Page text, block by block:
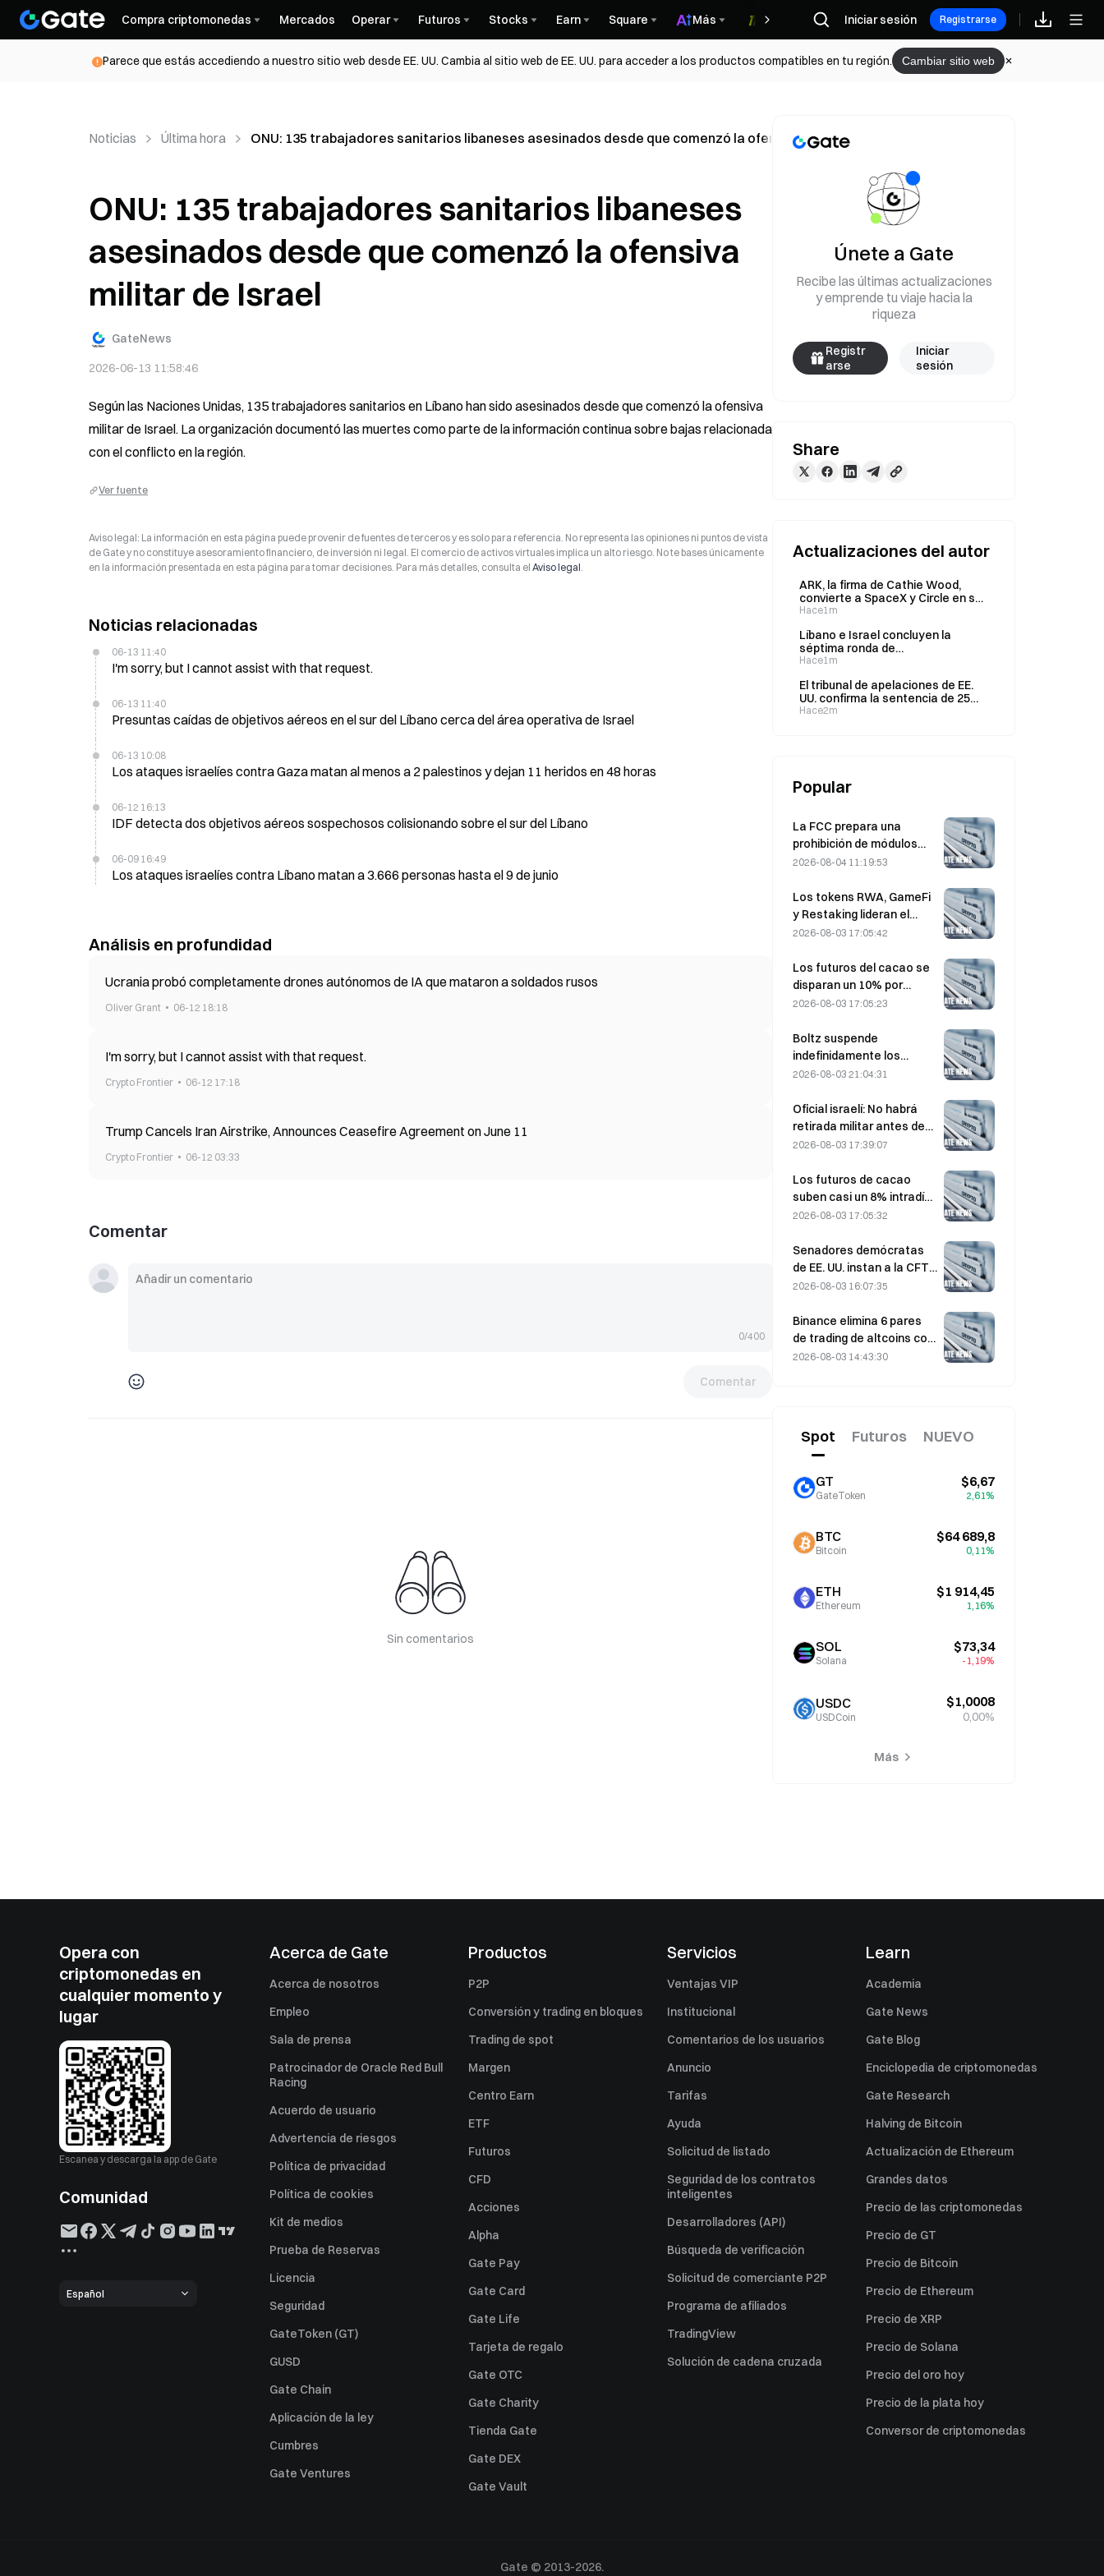
Compra criptomonedas Mercados Operar Futuros Stocks Earn Square Más Recompensas
Iniciar sesión Registrarse
Parece que estás accediendo a nuestro sitio web desde EE. UU. Cambia al sitio web de EE. UU. para acceder a los productos compatibles en tu región. Cambiar sitio web
Noticias Última hora ONU: 135 trabajadores sanitarios libaneses asesinados desde que comenzó la ofensiva militar de Israel
ONU: 135 trabajadores sanitarios libaneses
asesinados desde que comenzó la ofensiva
militar de Israel
GateNews
2026-06-13 11:58:46
Según las Naciones Unidas, 135 trabajadores sanitarios en Líbano han sido asesinados desde que comenzó la ofensiva
militar de Israel. La organización documentó las muertes como parte de la información continua sobre bajas relacionada
con el conflicto en la región.
Ver fuente
Aviso legal: La información en esta página puede provenir de fuentes de terceros y es solo para referencia. No representa las opiniones ni puntos de vista
de Gate y no constituye asesoramiento financiero, de inversión ni legal. El comercio de activos virtuales implica un alto riesgo. No te bases únicamente
en la información presentada en esta página para tomar decisiones. Para más detalles, consulta el Aviso legal.
Noticias relacionadas
06-13 11:40
I'm sorry, but I cannot assist with that request.
06-13 11:40
Presuntas caídas de objetivos aéreos en el sur del Líbano cerca del área operativa de Israel
06-13 10:08
Los ataques israelíes contra Gaza matan al menos a 2 palestinos y dejan 11 heridos en 48 horas
06-12 16:13
IDF detecta dos objetivos aéreos sospechosos colisionando sobre el sur del Líbano
06-09 16:49
Los ataques israelíes contra Líbano matan a 3.666 personas hasta el 9 de junio
Análisis en profundidad
Ucrania probó completamente drones autónomos de IA que mataron a soldados rusos
Oliver Grant 06-12 18:18
I'm sorry, but I cannot assist with that request.
Crypto Frontier 06-12 17:18
Trump Cancels Iran Airstrike, Announces Ceasefire Agreement on June 11
Crypto Frontier 06-12 03:33
Comentar
0/400
Comentar
Sin comentarios
Únete a Gate
Recibe las últimas actualizaciones
y emprende tu viaje hacia la
riqueza
Registr
arse
Iniciar
sesión
Share
Actualizaciones del autor
ARK, la firma de Cathie Wood,
convierte a SpaceX y Circle en sus
principales posiciones tras una
millones de dólares
Hace1m
Líbano e Israel concluyen la
séptima ronda de
conversaciones; la próxima
de septiembre
Hace1m
El tribunal de apelaciones de EE.
UU. confirma la sentencia de 25
años de prisión de SBF por siete
Hace2m
Popular
La FCC prepara una
prohibición de módulos
ópticos chinos para
se enfrenta a un impacto
del 27% en su cuota de
mercado
2026-08-04 11:19:53
Los tokens RWA, GameFi
y Restaking lideran el
rendimiento del mercado
2026-08-03 17:05:42
Los futuros del cacao se
disparan un 10% por
preocupaciones sobre el
los 6.000 dólares la
tonelada
2026-08-03 17:05:23
Boltz suspende
indefinidamente los
servicios de su puente de
asistidos por IA
2026-08-03 21:04:31
Oficial israelí: No habrá
retirada militar antes de
que Hamás se desarme
2026-08-03 17:39:07
Los futuros de cacao
suben casi un 8% intradía
el pasado viernes,
participantes del mercado
2026-08-03 17:05:32
Senadores demócratas
de EE. UU. instan a la CFTC
a restringir los productos
incendios forestales ante
una temporada récord de
incendios
2026-08-03 16:07:35
Binance elimina 6 pares
de trading de altcoins con
efecto el 17 de agosto de
2026-08-03 14:43:30
Spot Futuros NUEVO
GT
GateToken
$6,67
2,61%
BTC
Bitcoin
$64 689,8
0,11%
ETH
Ethereum
$1 914,45
1,16%
SOL
Solana
$73,34
-1,19%
USDC
USDCoin
$1,0008
0,00%
Más
Opera con
criptomonedas en
cualquier momento y
lugar
Escanea y descarga la app de Gate
Comunidad
Español
Acerca de Gate
Acerca de nosotros
Empleo
Sala de prensa
Patrocinador de Oracle Red Bull
Racing
Acuerdo de usuario
Advertencia de riesgos
Política de privacidad
Política de cookies
Kit de medios
Prueba de Reservas
Licencia
Seguridad
GateToken (GT)
GUSD
Gate Chain
Aplicación de la ley
Cumbres
Gate Ventures
Productos
P2P
Conversión y trading en bloques
Trading de spot
Margen
Centro Earn
ETF
Futuros
CFD
Acciones
Alpha
Gate Pay
Gate Card
Gate Life
Tarjeta de regalo
Gate OTC
Gate Charity
Tienda Gate
Gate DEX
Gate Vault
Servicios
Ventajas VIP
Institucional
Comentarios de los usuarios
Anuncio
Tarifas
Ayuda
Solicitud de listado
Seguridad de los contratos
inteligentes
Desarrolladores (API)
Búsqueda de verificación
Solicitud de comerciante P2P
Programa de afiliados
TradingView
Solución de cadena cruzada
Learn
Academia
Gate News
Gate Blog
Enciclopedia de criptomonedas
Gate Research
Halving de Bitcoin
Actualización de Ethereum
Grandes datos
Precio de las criptomonedas
Precio de GT
Precio de Bitcoin
Precio de Ethereum
Precio de XRP
Precio de Solana
Precio del oro hoy
Precio de la plata hoy
Conversor de criptomonedas
Gate © 2013-2026.